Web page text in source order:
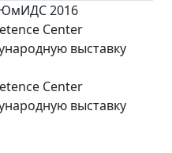
ЮмИДС 2016
Center
выставку
Center
выставку